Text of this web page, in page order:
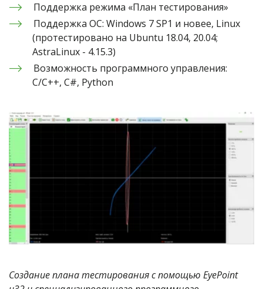
Поддержка режима «План тестирования»
Поддержка ОС: Windows 7 SP1 и новее, Linux
(протестировано на Ubuntu 18.04, 20.04;
AstraLinux - 4.15.3)
Возможность программного управления:
C/C++, C#, Python
Создание плана тестирования с помощью EyePoint